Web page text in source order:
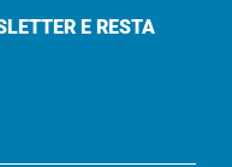
E RESTA